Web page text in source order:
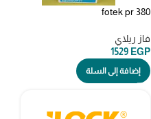
fotek pr 380
فاز ريلاي
1529 EGP
إضافة إلى السلة